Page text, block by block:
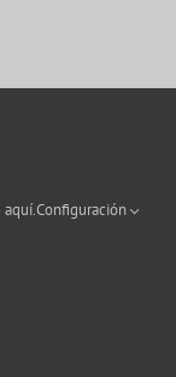
aquí.Configuración